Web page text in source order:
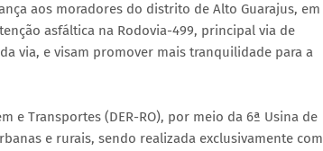
aos moradores do distrito de Alto Guarajus, em
asfáltica na Rodovia-499, principal via de
via, e visam promover mais tranquilidade para a
e Transportes (DER-RO), por meio da 6ª Usina de
e rurais, sendo realizada exclusivamente com